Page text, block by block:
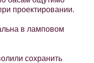
проектировании.
в ламповом
сохранить